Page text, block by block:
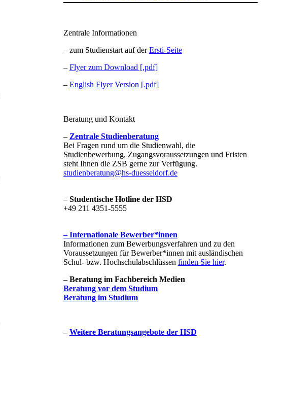
​​​Zentrale Information​en​
– zum Studienstart auf derErsti-Seite​
– ​​ Flyer zu​​m​ Downl​oad [.pdf]​
– ​​ Engli​sh Flyer V​ersion [.pdf]​
Beratung und Kontakt
– Zentrale Studienberatung
Bei Fragen rund um die Studienwa​hl, die
Studienbewerbung, Zugangsvoraussetzungen und Fristen
steht Ihnen die Z​​SB gerne zur Verfügung.
studienberatung@hs-duesseldorf.de​
– Studentische Hotline der HSD
+49 211 4351-5555
– Internationale Bewerber*innen​
Informationen zum Bewerbungsverfahren und zu den
Voraussetzungen für Bewerber*innen mit ausländischen
Schul- bzw. Hochschulabschlüssen finden Sie hier​​.
– ​Beratung im Fachbereich Medien
Beratung vor dem Studium​​​​​
Beratung im Studium​​​​
–Weitere​ Beratungsangebote der HSD​